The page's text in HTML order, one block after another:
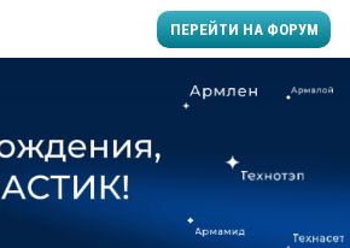
ПЕРЕЙТИ НА ФОРУМ
заводу пластмасс"